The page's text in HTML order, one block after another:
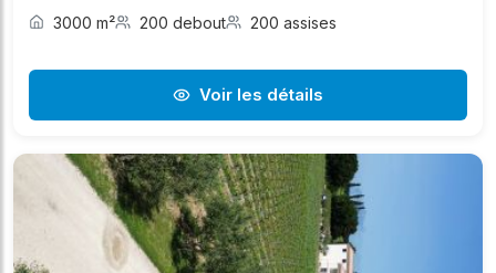
3000 m² 200 debout 200 assises
Voir les détails